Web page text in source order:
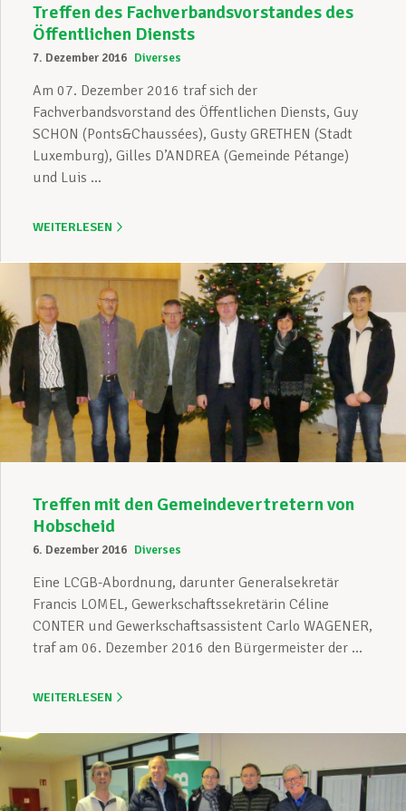
Treffen des Fachverbandsvorstandes des
Öffentlichen Diensts
7. Dezember 2016 Diverses
Am 07. Dezember 2016 traf sich der
Fachverbandsvorstand des Öffentlichen Diensts, Guy
SCHON (Ponts&Chaussées), Gusty GRETHEN (Stadt
Luxemburg), Gilles D’ANDREA (Gemeinde Pétange)
und Luis ...
WEITERLESEN
Treffen mit den Gemeindevertretern von
Hobscheid
6. Dezember 2016 Diverses
Eine LCGB-Abordnung, darunter Generalsekretär
Francis LOMEL, Gewerkschaftssekretärin Céline
CONTER und Gewerkschaftsassistent Carlo WAGENER,
traf am 06. Dezember 2016 den Bürgermeister der ...
WEITERLESEN